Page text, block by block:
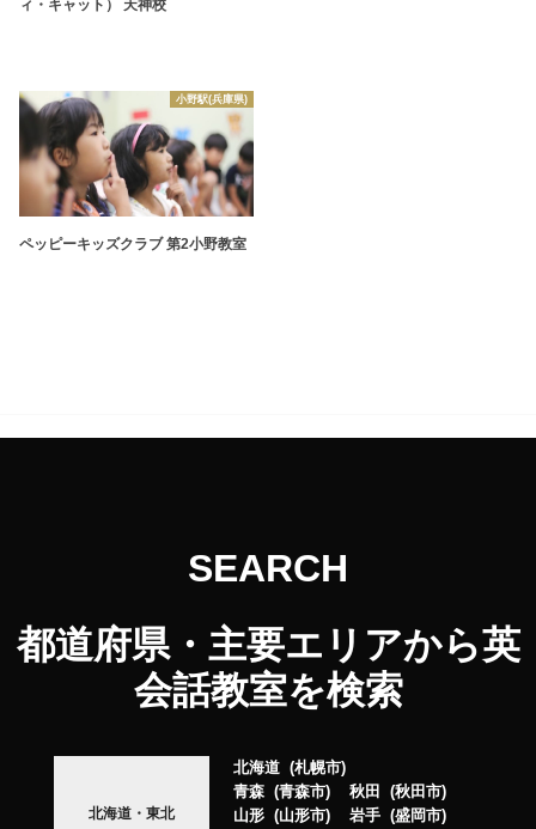
ィ・キャット） 天神校
小野駅(兵庫県)
ペッピーキッズクラブ 第2小野教室
SEARCH
都道府県・主要エリアから英
会話教室を検索
北海道・東北
北海道
札幌市
青森
青森市 秋田
秋田市
山形
山形市 岩手
盛岡市